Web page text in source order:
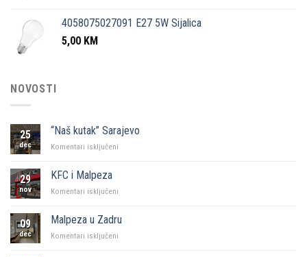
4058075027091 E27 5W Sijalica
5,00 KM
NOVOSTI
25
dec
“Naš kutak” Sarajevo
Komentari isključeni
29
nov
KFC i Malpeza
Komentari isključeni
Malpeza
09
dec
Malpeza u Zadru
Komentari isključeni